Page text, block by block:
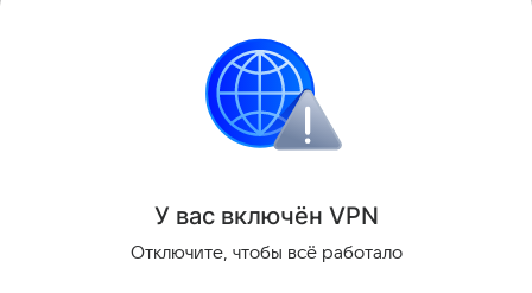
опрыскивают стебли, а также листья с верхней и
У вас включён VPN
Отключите, чтобы всё работало